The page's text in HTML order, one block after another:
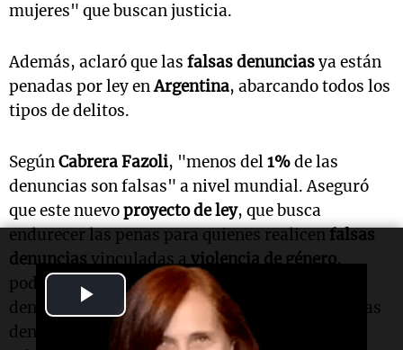
Play
Video
mujeres" que buscan justicia.
Además, aclaró que las falsas denunciasya están
penadas por ley enArgentina, abarcando todos los
tipos de delitos.
SegúnCabrera Fazoli, "menos del1%de las
denuncias son falsas" a nivel mundial. Aseguró
que este nuevoproyecto de ley, que busca
endurecer las penas para quienes realicen falsas
denunciasvinculadas aviolencia de género,
podría desincentivar a las víctimas a realizar
denuncias. "Querer legislar únicamente sobre las
denuncias falsas porviolencia de género